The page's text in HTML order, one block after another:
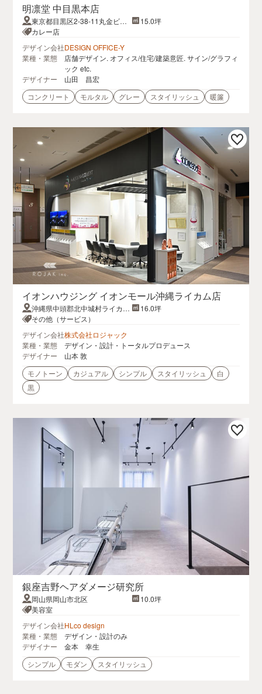
明凛堂 中目黒本店
東京都目黒区2-38-11丸金ビル
1F
15.0坪
カレー店
デザイン会社DESIGN OFFICE-Y
業種・業態
店舗デザイン. オフィス/住宅/建築意匠. サイン/グラフィ
ック etc.
デザイナー
山田 昌宏
コンクリート
モルタル グレー スタイリッシュ 暖簾
イオンハウジング イオンモール沖縄ライカム店
沖縄県中頭郡北中城村ライカム
1番地 3F 3061区画
16.0坪
その他（サービス）
デザイン会社株式会社ロジャック
業種・業態
デザイン・設計・トータルプロデュース
デザイナー
山本 敦
モノトーン
カジュアル シンプル スタイリッシュ
白
黒
銀座吉野ヘアダメージ研究所
岡山県岡山市北区
10.0坪
美容室
デザイン会社HLco design
業種・業態
デザイン・設計のみ
デザイナー
金本 幸生
シンプル
モダン スタイリッシュ